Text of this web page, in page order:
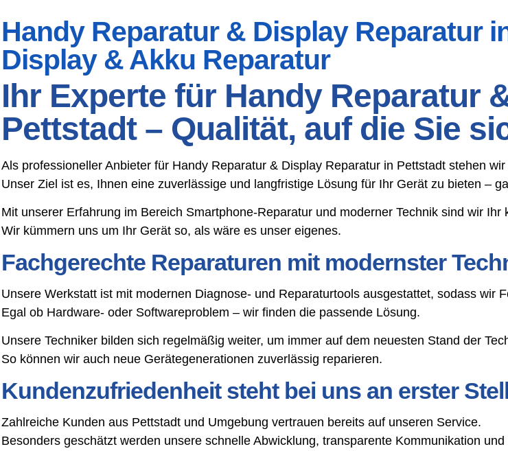
Handy Reparatur & Display Reparatur
Display & Akku Reparatur
Ihr Experte für Handy Reparatur
Pettstadt – Qualität, auf die Sie
Als professioneller Anbieter für Handy Reparatur & Display Reparatur in Pettstadt stehen
Unser Ziel ist es, Ihnen eine zuverlässige und langfristige Lösung für Ihr Gerät zu bieten –
Mit unserer Erfahrung im Bereich Smartphone-Reparatur und moderner Technik sind wir
Wir kümmern uns um Ihr Gerät so, als wäre es unser eigenes.
Fachgerechte Reparaturen mit modernster
Unsere Werkstatt ist mit modernen Diagnose- und Reparaturtools ausgestattet, sodass wir
Egal ob Hardware- oder Softwareproblem – wir finden die passende Lösung.
Unsere Techniker bilden sich regelmäßig weiter, um immer auf dem neuesten Stand der
So können wir auch neue Gerätegenerationen zuverlässig reparieren.
Kundenzufriedenheit steht bei uns an erster
Zahlreiche Kunden aus Pettstadt und Umgebung vertrauen bereits auf unseren Service.
Besonders geschätzt werden unsere schnelle Abwicklung, transparente Kommunikation